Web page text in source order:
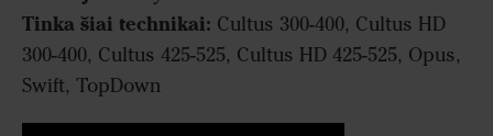
Tinka šiai technikai: Cultus 300-400, Cultus HD
300-400, Cultus 425-525, Cultus HD 425-525, Opus,
Swift, TopDown